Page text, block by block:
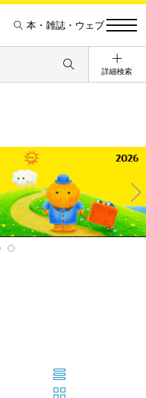
本・雑誌・ウェブ
詳細検索
Ne
xt